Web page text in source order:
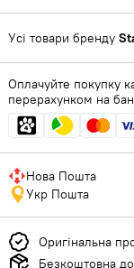
Усі товари бренду
Оплачуйте покупку
перерахунком на
Нова Пошта
Укр Пошта
Оригінальна
Безкоштовна